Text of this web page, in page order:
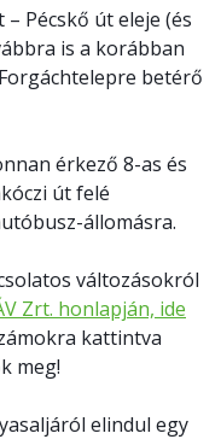
Pécskő út eleje (és
is a korábban
betérő
érkező 8-as és
út felé
állomásra.
változásokról
Zrt. honlapján, ide
kattintva
meg!
elindul egy